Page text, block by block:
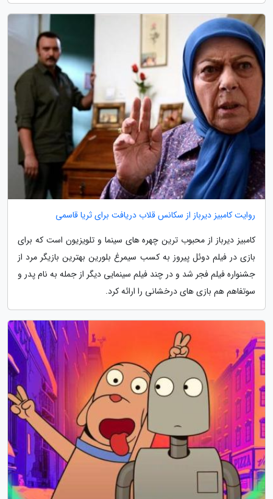
روایت کامبیز دیرباز از سکانس قلاب دریافت برای ثریا قاسمی
کامبیز دیرباز از محبوب ترین چهره های سینما و تلویزیون است که برای
بازی در فیلم دوئل پیروز به کسب سیمرغ بلورین بهترین بازیگر مرد از
جشنواره فیلم فجر شد و در چند فیلم سینمایی دیگر از جمله به نام پدر و
سوتفاهم هم بازی های درخشانی را ارائه کرد.